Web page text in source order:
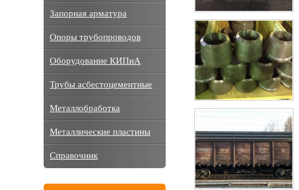
Запорная арматура
Опоры трубопроводов
Оборудование КИПиА
Трубы асбестоцементные
Металлобработка
Металлические пластины
Справочник